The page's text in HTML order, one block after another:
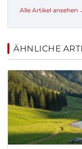
Alle Artikel ansehen
ÄHNLICHE